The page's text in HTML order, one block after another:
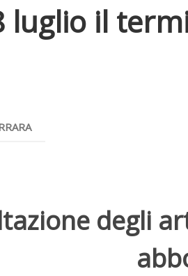
luglio il
degli